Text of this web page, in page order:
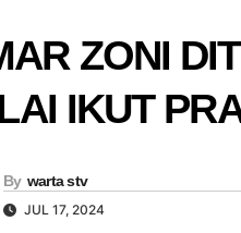
ZONI
IKUT
By warta stv
JUL 17, 2024